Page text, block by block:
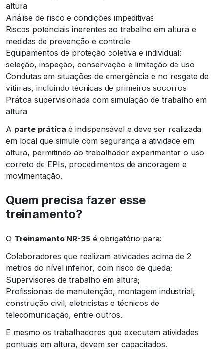
altura
Análise de risco e condições impeditivas
Riscos potenciais inerentes ao trabalho em altura e
medidas de prevenção e controle
Equipamentos de proteção coletiva e individual:
seleção, inspeção, conservação e limitação de uso
Condutas em situações de emergência e no resgate de
vítimas, incluindo técnicas de primeiros socorros
Prática supervisionada com simulação de trabalho em
altura
A parte prática é indispensável e deve ser realizada
em local que simule com segurança a atividade em
altura, permitindo ao trabalhador experimentar o uso
correto de EPIs, procedimentos de ancoragem e
movimentação.
Quem precisa fazer esse
treinamento?
O Treinamento NR-35 é obrigatório para:
Colaboradores que realizam atividades acima de 2
metros do nível inferior, com risco de queda;
Supervisores de trabalho em altura;
Profissionais de manutenção, montagem industrial,
construção civil, eletricistas e técnicos de
telecomunicação, entre outros.
E mesmo os trabalhadores que executam atividades
pontuais em altura, devem ser capacitados.